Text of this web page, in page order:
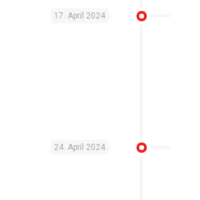
17. April 2024
24. April 2024